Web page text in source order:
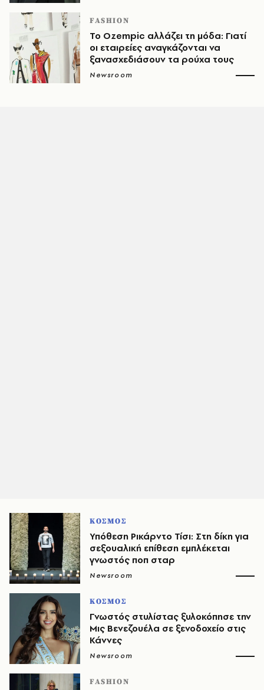
FASHION
Το Ozempic αλλάζει τη μόδα: Γιατί
οι εταιρείες αναγκάζονται να
ξανασχεδιάσουν τα ρούχα τους
Newsroom
ΚΟΣΜΟΣ
Υπόθεση Ρικάρντο Τίσι: Στη δίκη για
σεξουαλική επίθεση εμπλέκεται
γνωστός ποπ σταρ
Newsroom
ΚΟΣΜΟΣ
Γνωστός στυλίστας ξυλοκόπησε την
Μις Βενεζουέλα σε ξενοδοχείο στις
Κάννες
Newsroom
FASHION